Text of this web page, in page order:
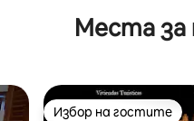
Места за
Избор на гостите